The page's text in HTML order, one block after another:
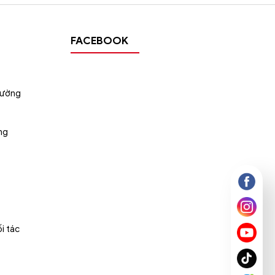
tác
FACEBOOK